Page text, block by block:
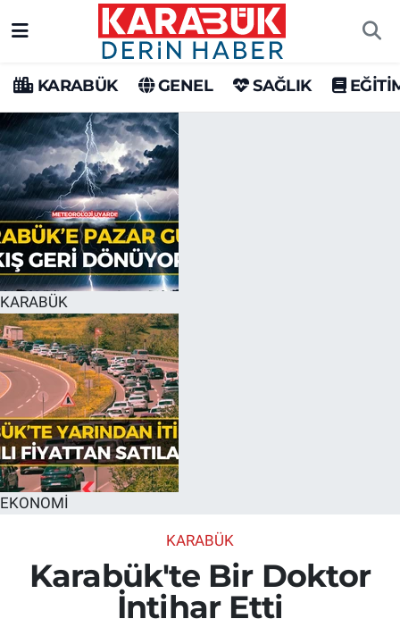
KARABÜK GENEL SAĞLIK
KARABÜK
EKONOMİ
KARABÜK
Karabük'te Bir Doktor
İntihar Etti
Karabük Hava Durumu
Karabük Trafik Yoğunluk Haritası
Süper Lig Puan Durumu ve Fikstür
Tüm Manşetler
Son Dakika Haberleri
Haber Arşivi